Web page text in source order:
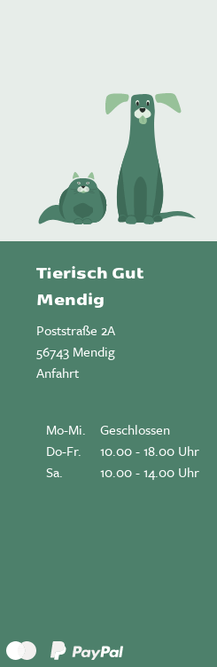
Tierisch Gut
Mendig
Poststraße 2A
56743 Mendig
Anfahrt
Mo-Mi.
Do-Fr.
Sa.
Geschlossen
10.00 - 18.00 Uhr
10.00 - 14.00 Uhr